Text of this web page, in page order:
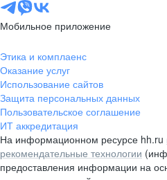
Мобильное приложение
Этика и комплаенс
Оказание услуг
Использование сайтов
Защита персональных данных
Пользовательское соглашение
ИТ аккредитация
На информационном ресурсе hh.ru
рекомендательные технологии
предоставления информации на